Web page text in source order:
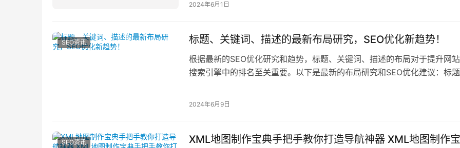
2024年6月1日
SEO资讯 标题、关键词、描述的最新布局研究，SEO优化新趋势！
根据最新的SEO优化研究和趋势，标题、关键词、描述的布局对于提升网
搜索引擎中的排名至关重要。以下是最新的布局研究和SEO优化建议：标题
2024年6月9日
SEO资讯
XML地图制作宝典手把手教你打造导航神器 XML地图制作